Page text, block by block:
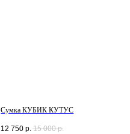
Сумка КУБИК КУТУС
12 750 р. 15 000 р.